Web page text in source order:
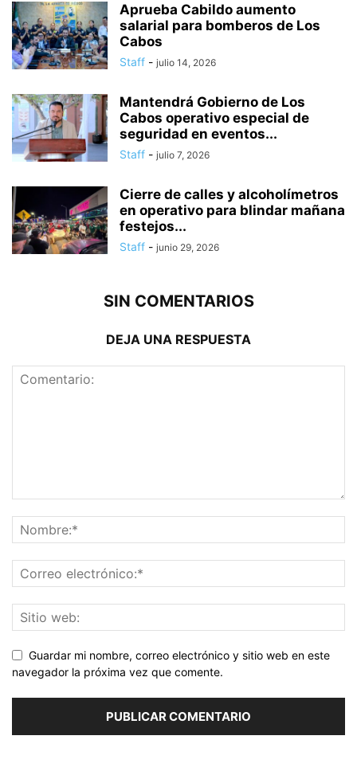
Aprueba Cabildo aumento
salarial para bomberos de Los
Cabos
Staff - julio 14, 2026
Mantendrá Gobierno de Los
Cabos operativo especial de
seguridad en eventos...
Staff - julio 7, 2026
Cierre de calles y alcoholímetros
en operativo para blindar mañana
festejos...
Staff - junio 29, 2026
SIN COMENTARIOS
DEJA UNA RESPUESTA
Guardar mi nombre, correo electrónico y sitio web en este
navegador la próxima vez que comente.